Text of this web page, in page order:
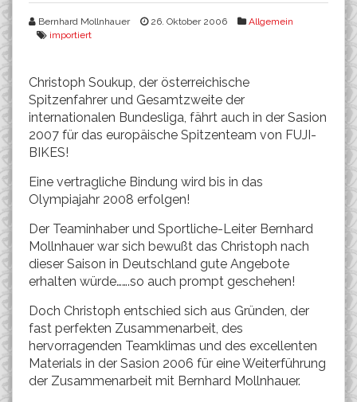
Bernhard Mollnhauer 26. Oktober 2006
Allgemein
importiert
Christoph Soukup, der österreichische
Spitzenfahrer und Gesamtzweite der
internationalen Bundesliga, fährt auch in der Sasion
2007 für das europäische Spitzenteam von FUJI-
BIKES!
Eine vertragliche Bindung wird bis in das
Olympiajahr 2008 erfolgen!
Der Teaminhaber und Sportliche-Leiter Bernhard
Mollnhauer war sich bewußt das Christoph nach
dieser Saison in Deutschland gute Angebote
erhalten würde…….so auch prompt geschehen!
Doch Christoph entschied sich aus Gründen, der
fast perfekten Zusammenarbeit, des
hervorragenden Teamklimas und des excellenten
Materials in der Sasion 2006 für eine Weiterführung
der Zusammenarbeit mit Bernhard Mollnhauer.